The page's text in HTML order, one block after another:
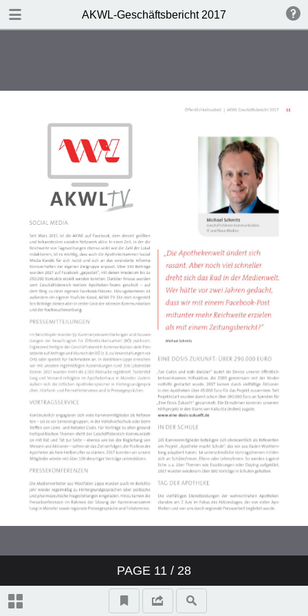
AKWL-Geschäftsbericht 2017
PAGE 11 / 28
DOWNLOAD